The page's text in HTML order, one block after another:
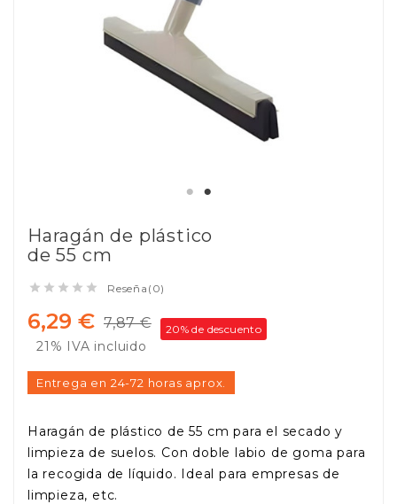
Haragán de plástico
de 55 cm
     Reseña(0)
6,29 € 7,87 € 20% de descuento
21% IVA incluido
Entrega en 24-72 horas aprox.
Haragán de plástico de 55 cm para el secado y
limpieza de suelos. Con doble labio de goma para
la recogida de líquido. Ideal para empresas de
limpieza, etc.